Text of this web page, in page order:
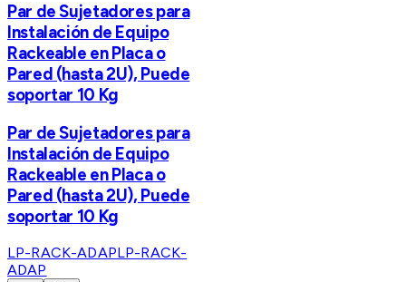
Par de Sujetadores para
Instalación de Equipo
Rackeable en Placa o
Pared (hasta 2U), Puede
soportar 10 Kg
Par de Sujetadores para
Instalación de Equipo
Rackeable en Placa o
Pared (hasta 2U), Puede
soportar 10 Kg
LP-RACK-ADAPLP-RACK-
ADAP